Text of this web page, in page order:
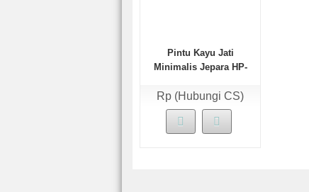
Pintu Kayu Jati
Minimalis Jepara HP-
Rp (Hubungi CS)